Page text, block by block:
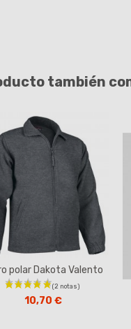
también
polar Dakota Valento
10,70 €